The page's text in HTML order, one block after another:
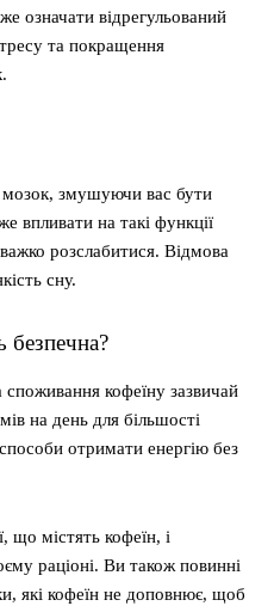
означати відрегульований
та покращення
змушуючи вас бути
впливати на такі функції
розслабитися. Відмова
сну.
безпечна?
кофеїну зазвичай
на день для більшості
отримати енергію без
що містять кофеїн, і
раціоні. Ви також повинні
які кофеїн не доповнює, щоб